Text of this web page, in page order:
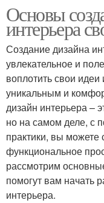
Основы
интерьера
Создание дизайна
увлекательное и
воплотить свои
уникальным и
дизайн интерьера –
но на самом деле, с
практики, вы можете
функциональное
рассмотрим
помогут вам начать
интерьера.